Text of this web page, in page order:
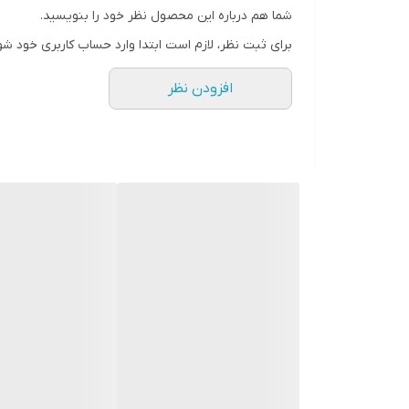
شما هم درباره این محصول نظر خود را بنویسید.
برای ثبت نظر، لازم است ابتدا وارد حساب کاربری خود
افزودن نظر